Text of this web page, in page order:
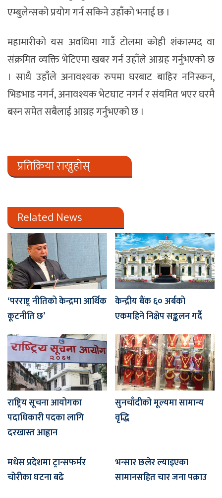
एम्बुलेन्सको प्रयोग गर्न सकिने उहाँको भनाई छ ।
महामारीको यस अवधिमा गाउँ टोलमा कोही शंकास्पद वा
संक्रमित व्यक्ति भेटिएमा खबर गर्न उहाँले आग्रह गर्नुभएको छ
। साथै उहाँले अनावश्यक रुपमा घरबाट बाहिर ननिस्कन,
भिडभाड नगर्न, अनावश्यक भेटघाट नगर्न र संयमित भएर घरमै
बस्न समेत सबैलाई आग्रह गर्नुभएको छ ।
प्रतिक्रिया राख्नुहोस्
Related News
‘परराष्ट्र नीतिको केन्द्रमा आर्थिक
कूटनीति छ’
केन्द्रीय बैंक ६० अर्बको
एकमहिने निक्षेप सङ्कलन गर्दै
राष्ट्रिय सूचना आयोगका
पदाधिकारी पदका लागि
दरखास्त आह्वान
सुनचाँदीको मूल्यमा सामान्य
वृद्धि
मधेस प्रदेशमा ट्रान्सफर्मर
चोरीका घटना बढे
भन्सार छलेर ल्याइएका
सामानसहित चार जना पक्राउ